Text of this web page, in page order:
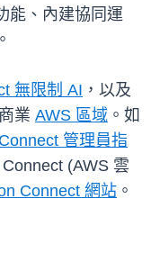
能、內建協同運
無限制 AI ，以及
業 AWS 區域 。如
管理員指
(AWS 雲
Connect 網站 。